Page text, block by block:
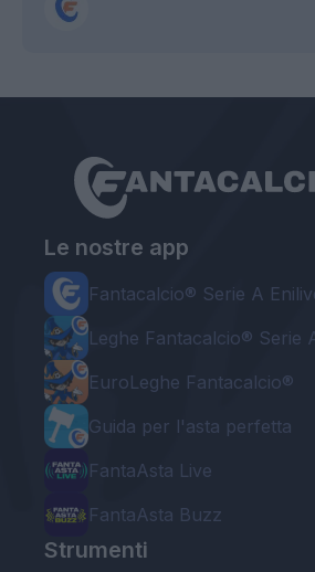
Le nostre app
Fantacalcio® Serie A
Leghe Fantacalcio® Serie
EuroLeghe Fantacalcio®
Guida per l'asta perfetta
FantaAsta Live
FantaAsta Buzz
Strumenti